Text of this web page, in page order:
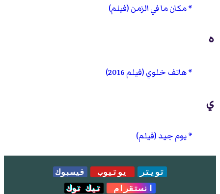
مكان ما في الزمن (فيلم)
ه
هاتف خلوي (فيلم 2016)
ي
يوم جيد (فيلم)
تويتر يوتيوب
فيسبوك
انستقرام
تيك توك